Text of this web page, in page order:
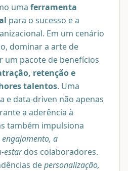
uma ferramenta
para o sucesso e a
Em um cenário
dominar a arte de
um pacote de benefícios
retenção e
talentos. Uma
e data-driven não apenas
a aderência à
também impulsiona
engajamento, a
estardos colaboradores.
depersonalização,